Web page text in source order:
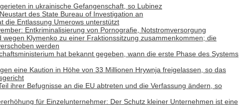
in ukrainische Gefangenschaft, so Lubinez
des State Bureau of Investigation an
die Entlassung Umerows unterstützt
Entkriminalisierung von Pornografie, Notstromversorgung
wegen Klymenko zu einer Fraktionssitzung zusammenkommen; die
werden
hat bekannt gegeben, wann die erste Phase des Systems
eine Kaution in Höhe von 33 Millionen Hrywnja freigelassen, so das
ihrer Befugnisse an die EU abtreten und die Verfassung ändern, so
für Einzelunternehmer: Der Schutz kleiner Unternehmen ist eine